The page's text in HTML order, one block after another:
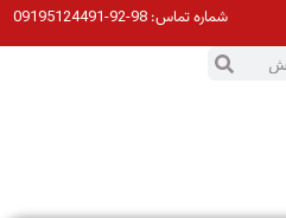
شماره تماس:98-92-09195124491